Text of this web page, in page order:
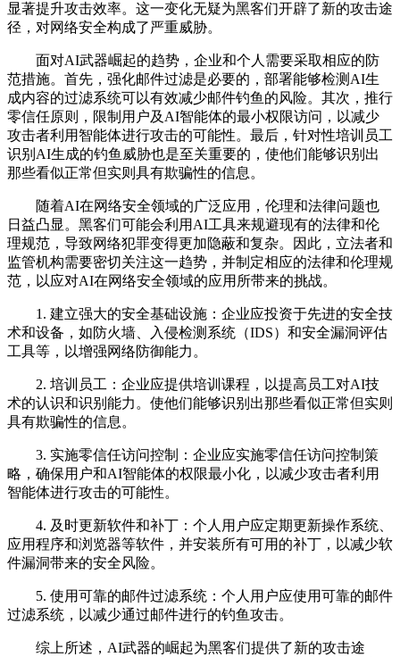
显著提升攻击效率。这一变化无疑为黑客们开辟了新的攻击途
径，对网络安全构成了严重威胁。
面对AI武器崛起的趋势，企业和个人需要采取相应的防
范措施。首先，强化邮件过滤是必要的，部署能够检测AI生
成内容的过滤系统可以有效减少邮件钓鱼的风险。其次，推行
零信任原则，限制用户及AI智能体的最小权限访问，以减少
攻击者利用智能体进行攻击的可能性。最后，针对性培训员工
识别AI生成的钓鱼威胁也是至关重要的，使他们能够识别出
那些看似正常但实则具有欺骗性的信息。
随着AI在网络安全领域的广泛应用，伦理和法律问题也
日益凸显。黑客们可能会利用AI工具来规避现有的法律和伦
理规范，导致网络犯罪变得更加隐蔽和复杂。因此，立法者和
监管机构需要密切关注这一趋势，并制定相应的法律和伦理规
范，以应对AI在网络安全领域的应用所带来的挑战。
1. 建立强大的安全基础设施：企业应投资于先进的安全技
术和设备，如防火墙、入侵检测系统（IDS）和安全漏洞评估
工具等，以增强网络防御能力。
2. 培训员工：企业应提供培训课程，以提高员工对AI技
术的认识和识别能力。使他们能够识别出那些看似正常但实则
具有欺骗性的信息。
3. 实施零信任访问控制：企业应实施零信任访问控制策
略，确保用户和AI智能体的权限最小化，以减少攻击者利用
智能体进行攻击的可能性。
4. 及时更新软件和补丁：个人用户应定期更新操作系统、
应用程序和浏览器等软件，并安装所有可用的补丁，以减少软
件漏洞带来的安全风险。
5. 使用可靠的邮件过滤系统：个人用户应使用可靠的邮件
过滤系统，以减少通过邮件进行的钓鱼攻击。
综上所述，AI武器的崛起为黑客们提供了新的攻击途